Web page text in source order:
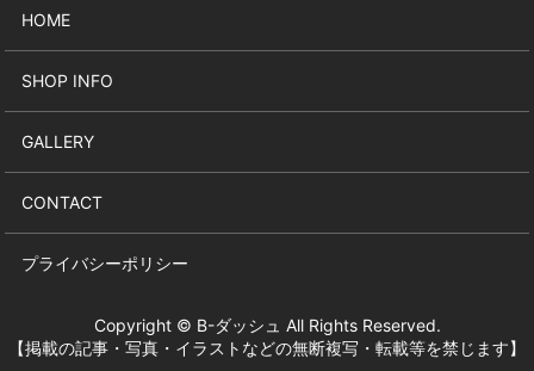
HOME
SHOP INFO
GALLERY
CONTACT
プライバシーポリシー
Copyright © B-ダッシュ All Rights Reserved.
【掲載の記事・写真・イラストなどの無断複写・転載等を禁じます】